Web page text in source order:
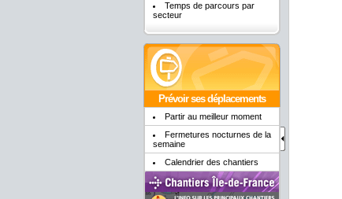
Temps de parcours par
secteur
Prévoir ses déplacements
Partir au meilleur moment
Fermetures nocturnes de la
semaine
Calendrier des chantiers